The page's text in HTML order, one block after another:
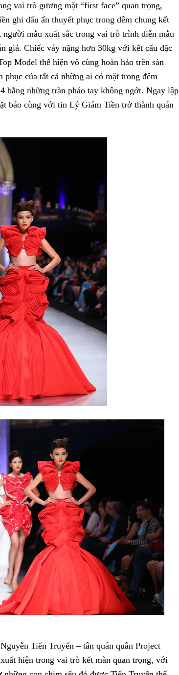
vai trò gương mặt “first face” quan trọng,
ghi dấu ấn thuyết phục trong đêm chung kết
mẫu xuất sắc trong vai trò trình diễn mẫu
giả. Chiếc váy nặng hơn 30kg với kết cấu đặc
Model thể hiện vô cùng hoàn hảo trên sàn
của tất cả những ai có mặt trong đêm
bằng những tràn pháo tay không ngớt. Ngay lập
báo cùng với tin Lý Giám Tiền trở thành quán
Tiến Truyển – tân quán quân Project
hiện trong vai trò kết màn quan trọng, với